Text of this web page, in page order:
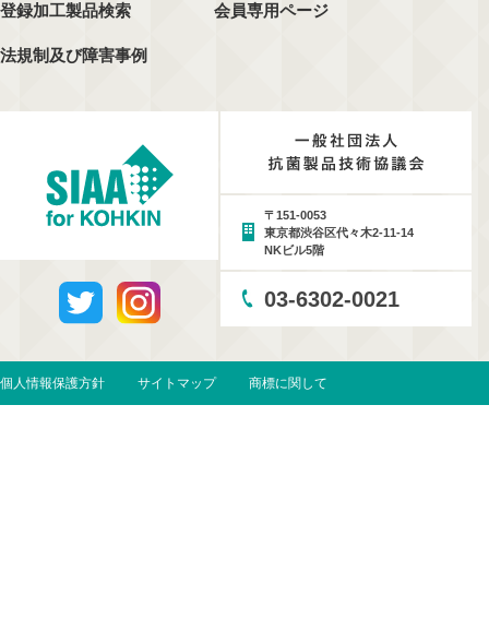
登録加工製品検索
法規制及び障害事例
会員専用ページ
〒151-0053
東京都渋谷区代々木2-11-14
NKビル5階
03-6302-0021
個人情報保護方針 サイトマップ 商標に関して